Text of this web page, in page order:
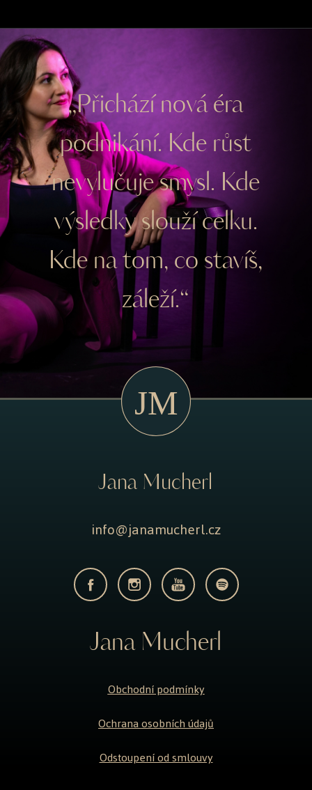
„Přichází nová éra
podnikání. Kde růst
nevylučuje smysl. Kde
výsledky slouží celku.
Kde na tom, co stavíš,
záleží.“
Jana Mucherl
info@janamucherl.cz
Jana Mucherl
Obchodní podmínky
Ochrana osobních údajů
Odstoupení od smlouvy